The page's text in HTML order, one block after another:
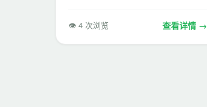
👁 4 次浏览 查看详情 →